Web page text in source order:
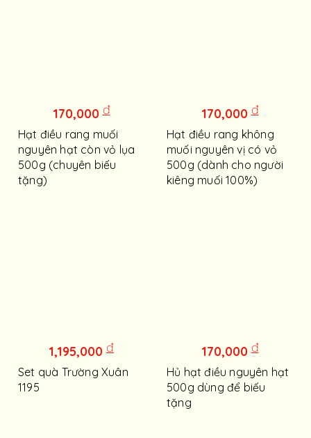
170,000 đ
Hạt điều rang muối
nguyên hạt còn vỏ lụa
500g (chuyên biếu
tặng)
170,000 đ
Hạt điều rang không
muối nguyên vị có vỏ
500g (dành cho người
kiêng muối 100%)
1,195,000 đ
Set quà Trường Xuân
1195
170,000 đ
Hủ hạt điều nguyên hạt
500g dùng để biếu
tặng